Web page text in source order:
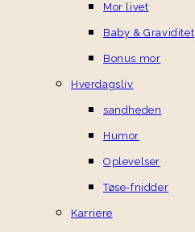
Mor livet
Baby & Graviditet
Bonus mor
Hverdagsliv
sandheden
Humor
Oplevelser
Tøse-fnidder
Karriere